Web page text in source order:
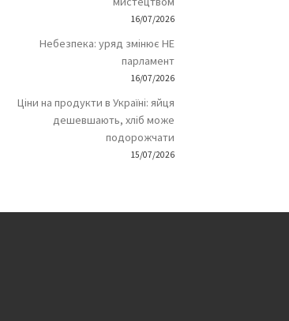
16/07/2026
Небезпека: уряд змінює НЕ
парламент
16/07/2026
Ціни на продукти в Україні: яйця
дешевшають, хліб може
подорожчати
15/07/2026